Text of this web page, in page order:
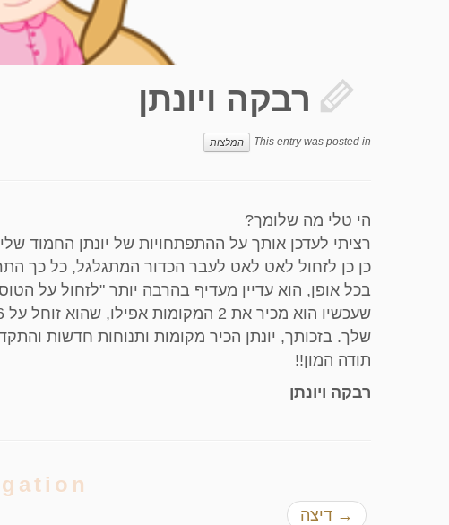
רבקה ויונתן
This entry was posted in המלצות
הי טלי מה שלומך?
רציתי לעדכן אותך על ההתפתחויות של יונתן החמוד שלי. לפני
כן כן לזחול לאט לאט לעבר הכדור המתגלגל, כל כך
שלך. בזכותך, יונתן הכיר מקומות ותנוחות חדשות
תודה המון!!
רבקה ויונתן
→ דיצה